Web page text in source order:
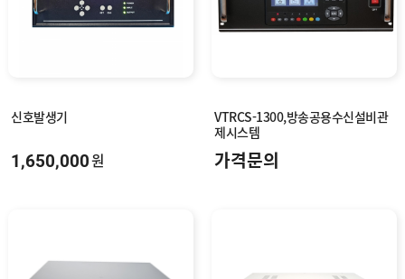
신호발생기
1,650,000원
VTRCS-1300,방송공용수신설비관
제시스템
가격문의